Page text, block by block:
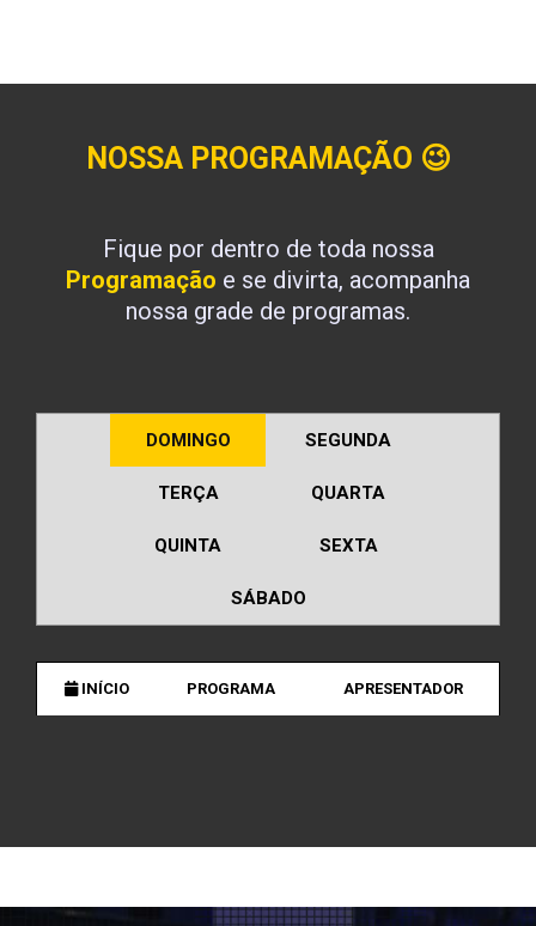
NOSSA PROGRAMAÇÃO 😉
Fique por dentro de toda nossa
Programação e se divirta, acompanha
nossa grade de programas.
DOMINGO SEGUNDA
TERÇA QUARTA
QUINTA SEXTA
SÁBADO
INÍCIO PROGRAMA APRESENTADOR